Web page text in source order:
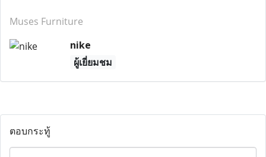
Muses Furniture
nike
ผู้เยี่ยมชม
ตอบกระทู้